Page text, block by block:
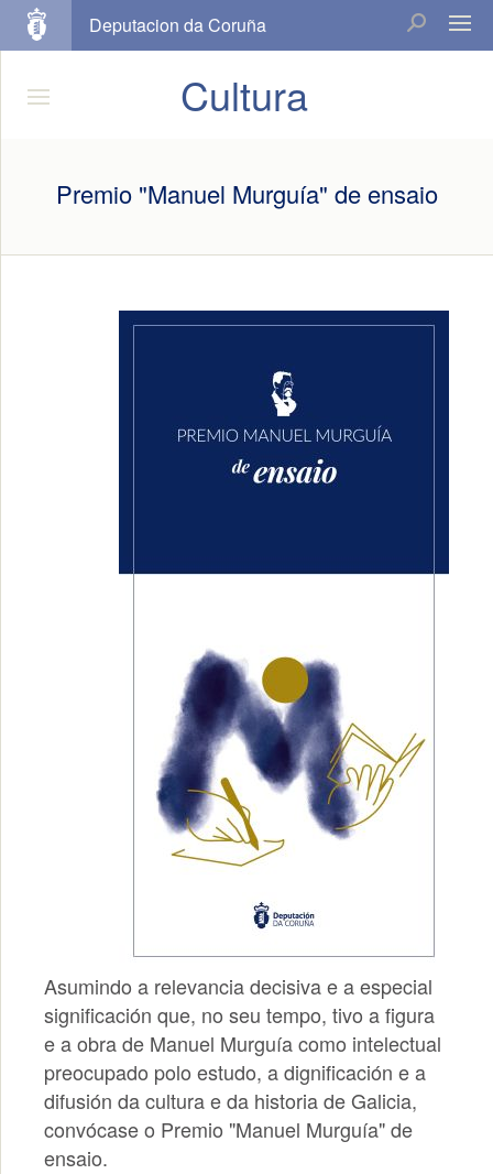
Deputacion da Coruña
Cultura
Premio "Manuel Murguía" de ensaio
Asumindo a relevancia decisiva e a especial
significación que, no seu tempo, tivo a figura
e a obra de Manuel Murguía como intelectual
preocupado polo estudo, a dignificación e a
difusión da cultura e da historia de Galicia,
convócase o Premio "Manuel Murguía" de
ensaio.